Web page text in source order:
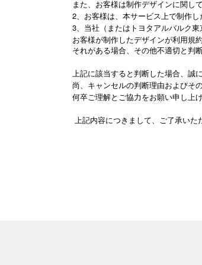
また、お客様は制作デザインに関し
2、お客様は、本サービス上で制作
3、当社（またはトヨタアルバルク東
お客様が制作したデザインが利用規
それがある場合、その他不適切と判
上記に該当すると判断した場合、誠
尚、キャンセルの判断理由およびそ
何卒ご理解とご協力をお願い申し上げ
上記内容につきまして、ご了承いた